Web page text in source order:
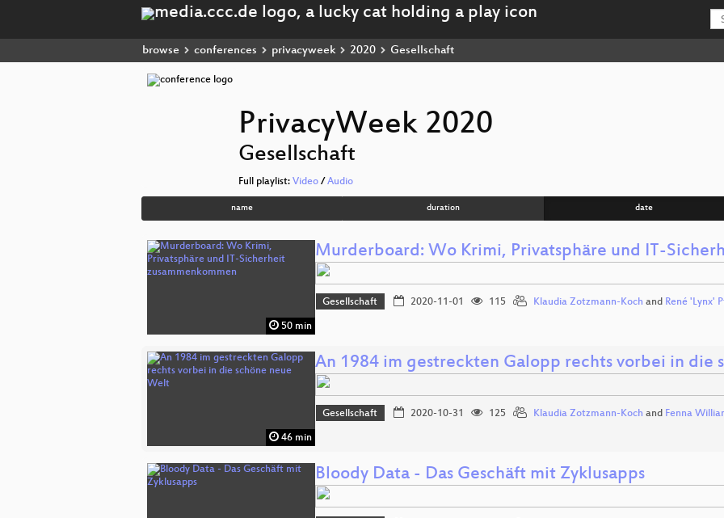
browse conferences privacyweek 2020 Gesellschaft
PrivacyWeek 2020
Gesellschaft
Full playlist: Video / Audio
name duration date
50 min
Murderboard: Wo Krimi, Privatsphäre und IT-
Gesellschaft 2020-11-01 115 Klaudia Zotzmann-Koch and René 'Lynx'
46 min
An 1984 im gestreckten Galopp rechts vorbei in die
Gesellschaft 2020-10-31 125 Klaudia Zotzmann-Koch and Fenna
Bloody Data - Das Geschäft mit Zyklusapps